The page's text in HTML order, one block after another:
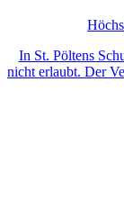
In St. Pöltens
nicht erlaubt. Der